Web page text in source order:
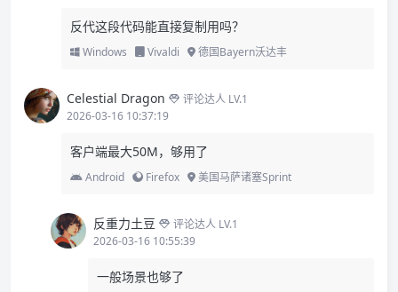
反代这段代码能直接复制用吗？
Windows Vivaldi 德国Bayern沃达丰
Celestial Dragon
评论达人 LV.1
2026-03-16 10:37:19
客户端最大50M，够用了
Android Firefox 美国马萨诸塞Sprint
反重力土豆
评论达人 LV.1
2026-03-16 10:55:39
一般场景也够了